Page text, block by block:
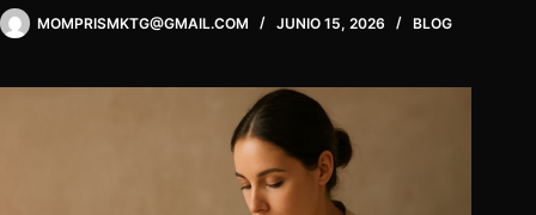
MOMPRISMKTG@GMAIL.COM JUNIO 15, 2026 BLOG